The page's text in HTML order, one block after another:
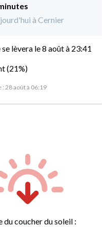
à Cernier
se lèvera le 8 août à 23:41
(21%)
: 28 août à 06:19
ducoucher du soleil :